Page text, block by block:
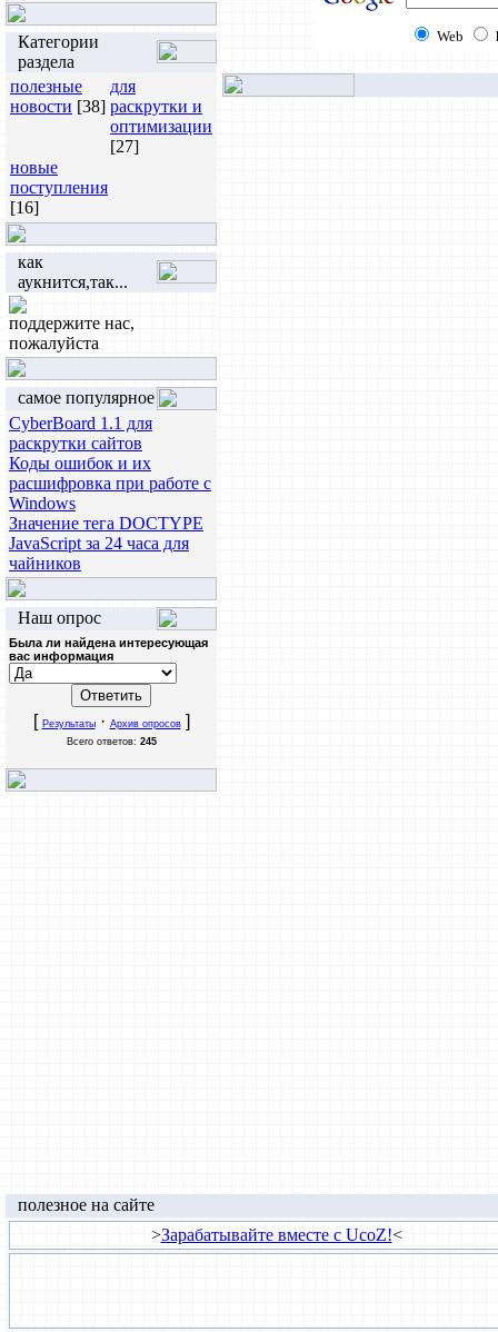
Категории
раздела
полезные
новости [38]
для
раскрутки и
оптимизации
[27]
новые
поступления
[16]
как
аукнится,так...
поддержите нас,
пожалуйста
самое популярное
CyberBoard 1.1 для
раскрутки сайтов
Коды ошибок и их
расшифровка при работе с
Windows
Значение тега DOCTYPE
JavaScript за 24 часа для
чайников
Наш опрос
Была ли найдена интересующая
вас информация
[ Результаты· Архив опросов]
Всего ответов: 245
Web
полезное на сайте
>Зарабатывайте вместе с UcoZ!<